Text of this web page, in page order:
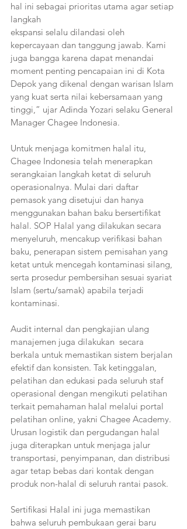
hal ini sebagai prioritas utama agar setiap
langkah
ekspansi selalu dilandasi oleh
kepercayaan dan tanggung jawab. Kami
juga bangga karena dapat menandai
moment penting pencapaian ini di Kota
Depok yang dikenal dengan warisan Islam
yang kuat serta nilai kebersamaan yang
tinggi,” ujar Adinda Yozari selaku General
Manager Chagee Indonesia.
Untuk menjaga komitmen halal itu,
Chagee Indonesia telah menerapkan
serangkaian langkah ketat di seluruh
operasionalnya. Mulai dari daftar
pemasok yang disetujui dan hanya
menggunakan bahan baku bersertifikat
halal. SOP Halal yang dilakukan secara
menyeluruh, mencakup verifikasi bahan
baku, penerapan sistem pemisahan yang
ketat untuk mencegah kontaminasi silang,
serta prosedur pembersihan sesuai syariat
Islam (sertu/samak) apabila terjadi
kontaminasi.
Audit internal dan pengkajian ulang
manajemen juga dilakukan  secara
berkala untuk memastikan sistem berjalan
efektif dan konsisten. Tak ketinggalan,
pelatihan dan edukasi pada seluruh staf
operasional dengan mengikuti pelatihan
terkait pemahaman halal melalui portal
pelatihan online, yakni Chagee Academy.
Urusan logistik dan pergudangan halal
juga diterapkan untuk menjaga jalur
transportasi, penyimpanan, dan distribusi
agar tetap bebas dari kontak dengan
produk non-halal di seluruh rantai pasok.
Sertifikasi Halal ini juga memastikan
bahwa seluruh pembukaan gerai baru